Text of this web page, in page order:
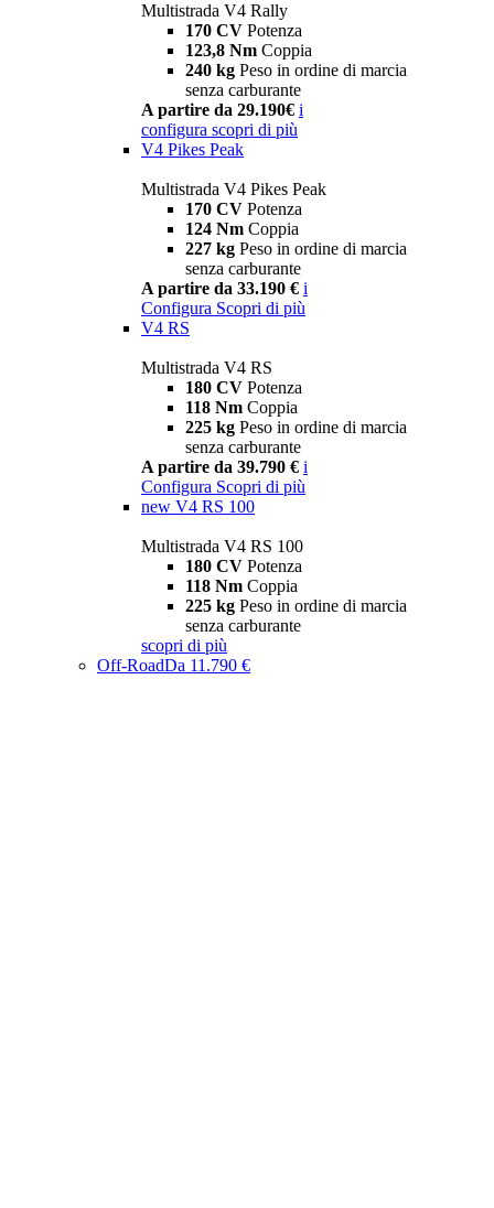
Multistrada V4 Rally
170 CV Potenza
123,8 Nm Coppia
240 kg Peso in ordine di marcia
senza carburante
A partire da 29.190€ i
configura scopri di più
V4 Pikes Peak
Multistrada V4 Pikes Peak
170 CV Potenza
124 Nm Coppia
227 kg Peso in ordine di marcia
senza carburante
A partire da 33.190 € i
Configura Scopri di più
V4 RS
Multistrada V4 RS
180 CV Potenza
118 Nm Coppia
225 kg Peso in ordine di marcia
senza carburante
A partire da 39.790 € i
Configura Scopri di più
new V4 RS 100
Multistrada V4 RS 100
180 CV Potenza
118 Nm Coppia
225 kg Peso in ordine di marcia
senza carburante
scopri di più
Off-RoadDa 11.790 €